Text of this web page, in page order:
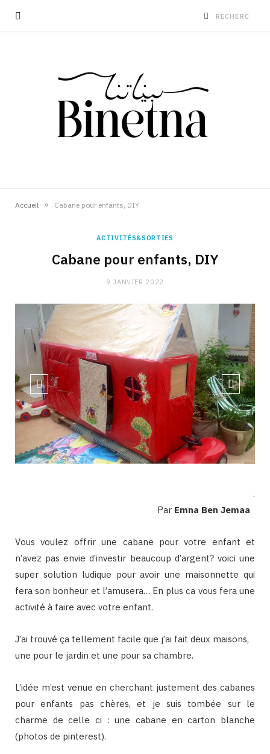
Accueil » Cabane pour enfants, DIY
ACTIVITÉS&SORTIES
Cabane pour enfants, DIY
9 JANVIER 2022
.
Par Emna Ben Jemaa
Vous voulez offrir une cabane pour votre enfant et
n’avez pas envie d’investir beaucoup d’argent? voici une
super solution ludique pour avoir une maisonnette qui
fera son bonheur et l’amusera… En plus ca vous fera une
activité à faire avec votre enfant.
J’ai trouvé ça tellement facile que j’ai fait deux maisons,
une pour le jardin et une pour sa chambre.
L’idée m’est venue en cherchant justement des cabanes
pour enfants pas chères, et je suis tombée sur le
charme de celle ci : une cabane en carton blanche
(photos de pinterest).